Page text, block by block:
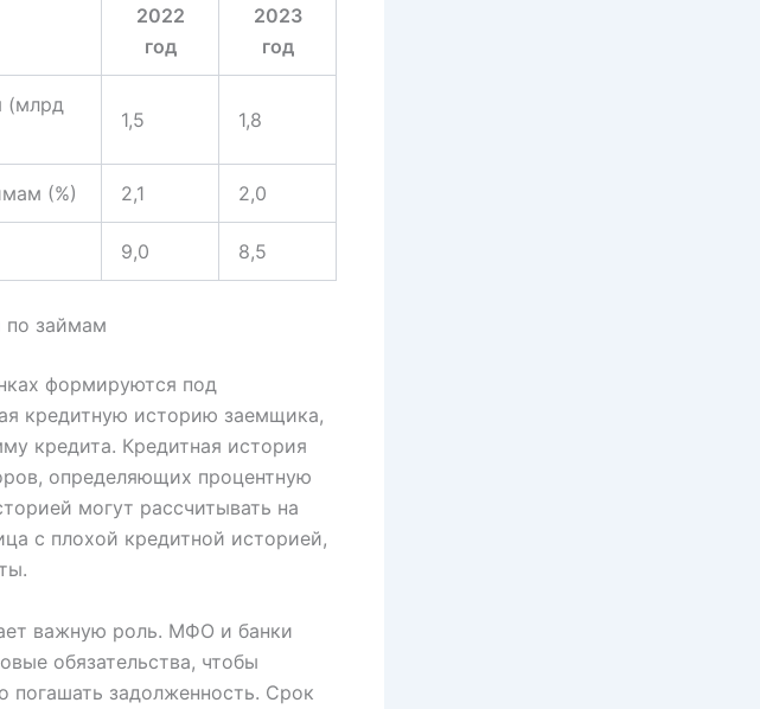
2022
год
2023
год
(млрд
1,5 1,8
(%) 2,1 2,0
9,0 8,5
по займам
формируются под
кредитную историю заемщика,
кредита. Кредитная история
определяющих процентную
могут рассчитывать на
с плохой кредитной историей,
важную роль. МФО и банки
обязательства, чтобы
погашать задолженность. Срок